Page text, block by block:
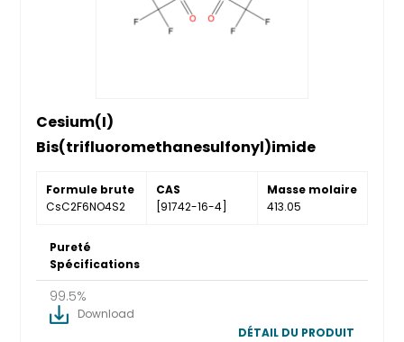
Cesium(I)
Bis(trifluoromethanesulfonyl)imide
Formule brute
CsC2F6NO4S2
CAS
[91742-16-4]
Masse molaire
413.05
Pureté
Spécifications
99.5%
Download
DÉTAIL DU PRODUIT